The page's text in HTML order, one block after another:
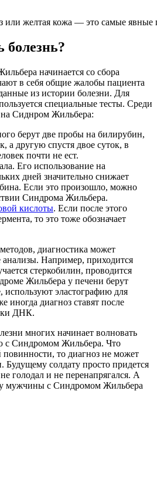
или желтая кожа — это самые
болезнь?
начинается со сбора
в себя общие жалобы пациента
из истории болезни. Для
специальные тесты. Среди
Сиднром Жильбера:
берут две пробы на билирубин,
а другую спустя двое суток, в
почти не ест.
Его использование на
дней значительно снижает
Если это произошло, можно
Синдрома Жильбера.
кислоты. Если после этого
то это тоже обозначает
диагностика может
анализы. Например, приходится
стеркобилин, проводится
Жильбера у печени берут
используют эластографию для
иногда диагноз ставят после
ДНК.
многих начинает волновать
с Синдромом Жильбера. Что
повинности, то диагноз не может
Будущему солдату просто придется
голодал и не перенапрягался. А
мужчины с Синдромом Жильбера